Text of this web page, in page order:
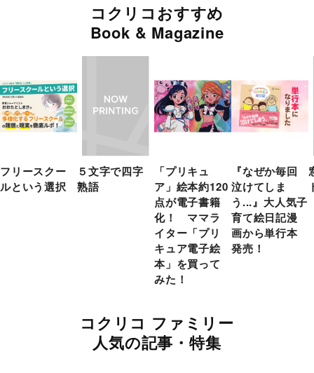
コクリコおすすめ
Book & Magazine
フリースクー
ルという選択
５文字で四字
熟語
「プリキュ
ア」絵本約120
点が電子書籍
化！ ママラ
イター「プリ
キュア電子絵
本」を買って
みた！
『なぜか毎回
泣けてしま
う...』大人気子
育て絵日記漫
画から単行本
発売！
コクリコ ファミリー
人気の記事・特集